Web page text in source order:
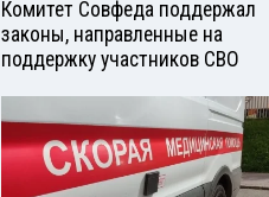
Комитет Совфеда поддержал
законы, направленные на
поддержку участников СВО